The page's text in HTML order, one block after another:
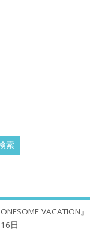
VACATION』
日